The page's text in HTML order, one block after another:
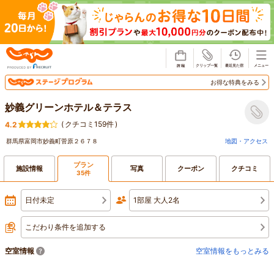
お得な特典をみる
妙義グリーンホテル＆テラス
4.2 ( クチコミ159件)
群馬県富岡市妙義町菅原２６７８ 地図・アクセス
施設情報 プラン
35件 写真 クーポン クチコミ
日付未定 1部屋 大人2名
こだわり条件を追加する
空室情報 空室情報をもっとみる